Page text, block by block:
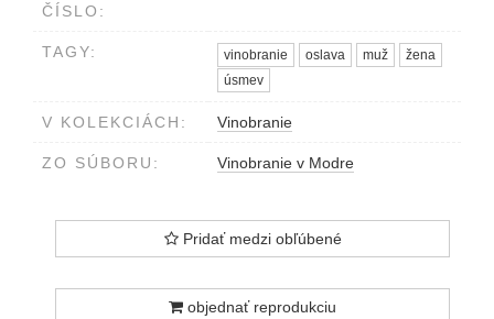
ČÍSLO:
TAGY: vinobranie oslava muž
žena
úsmev
V KOLEKCIÁCH: Vinobranie
ZO SÚBORU: Vinobranie v Modre
Pridať medzi obľúbené
objednať reprodukciu